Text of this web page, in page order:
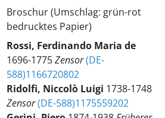
Broschur (Umschlag: grün-rot
bedrucktes Papier)
Rossi, Ferdinando Maria de
1696-1775Zensor(DE-
588)1166720802
Ridolfi, Niccolò Luigi 1738-1748
Zensor(DE-588)1175559202